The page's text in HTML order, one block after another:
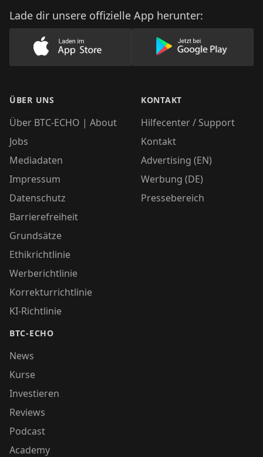
Lade dir unsere offizielle App herunter:
Lade unsere App im AppStore herunter
Lade unsere
ÜBER UNS
Über BTC-ECHO | About
Jobs
Mediadaten
Impressum
Datenschutz
Barrierefreiheit
Grundsätze
Ethikrichtlinie
Werberichtlinie
Korrekturrichtlinie
KI-Richtlinie
BTC-ECHO
News
Kurse
Investieren
Reviews
Podcast
Academy
KONTAKT
Hilfecenter / Support
Kontakt
Advertising (EN)
Werbung (DE)
Pressebereich